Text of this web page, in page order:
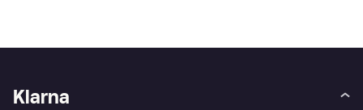
Klarna